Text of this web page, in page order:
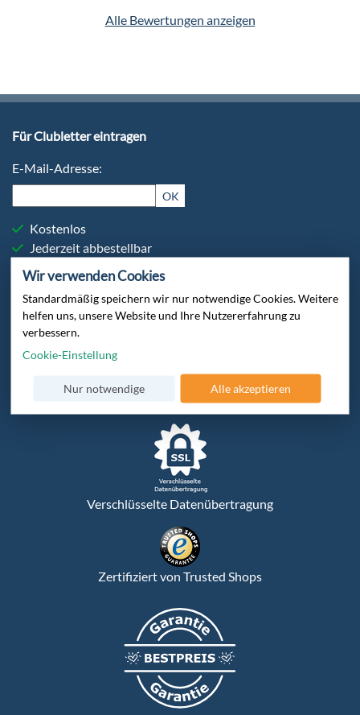
Alle Bewertungen anzeigen
Sie finden uns auch bei:
Verschlüsselte Datenübertragung
Zertifiziert von Trusted Shops
Für Clubletter eintragen
E-Mail-Adresse:
OK
Kostenlos
Jederzeit abbestellbar
Exklusive Angebote
Wir verwenden Cookies
Standardmäßig speichern wir nur notwendige Cookies. Weitere
helfen uns, unsere Website und Ihre Nutzererfahrung zu
verbessern.
Cookie-Einstellung
Nur notwendige Alle akzeptieren